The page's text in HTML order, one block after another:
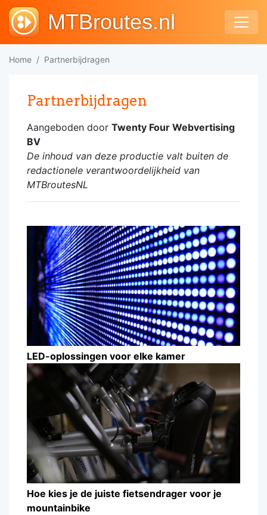
MTBroutes.nl
Home Partnerbijdragen
Partnerbijdragen
Aangeboden door Twenty Four Webvertising
BV
De inhoud van deze productie valt buiten de
redactionele verantwoordelijkheid van
MTBroutesNL
LED-oplossingen voor elke kamer
Hoe kies je de juiste fietsendrager voor je
mountainbike